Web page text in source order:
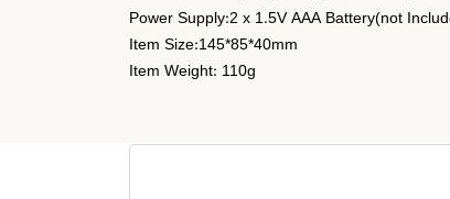
Power Supply:2 x 1.5V AAA Battery(not
Item Size:145*85*40mm
Item Weight: 110g